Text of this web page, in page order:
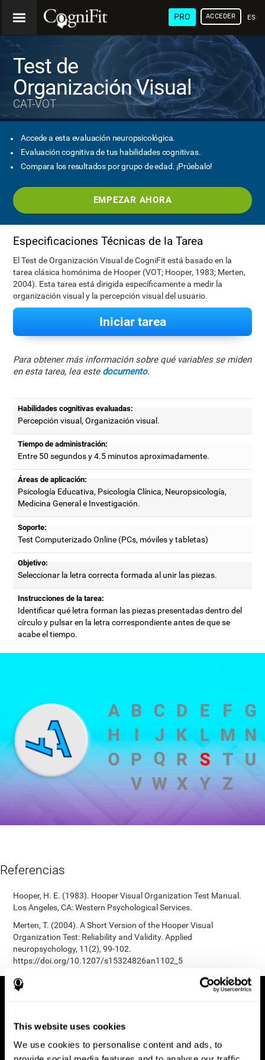
This website uses cookies
We use cookies to personalise content and ads, to
PRO ACCEDER
Test de
Organización Visual
CAT-VOT
Accede a esta evaluación neuropsicológica.
Evaluación cognitiva de tus habilidades cognitivas.
Compara los resultados por grupo de edad. ¡Prúebalo!
EMPEZAR AHORA
Especificaciones Técnicas de la Tarea
El Test de Organización Visual de CogniFit está basado en la
tarea clásica homónima de Hooper (VOT; Hooper, 1983; Merten,
2004). Esta tarea está dirigida específicamente a medir la
organización visual y la percepción visual del usuario.
Iniciar tarea
Para obtener más información sobre qué variables se miden
en esta tarea, lea este documento.
Habilidades cognitivas evaluadas:
Percepción visual, Organización visual.
Tiempo de administración:
Entre 50 segundos y 4.5 minutos aproximadamente.
Áreas de aplicación:
Psicología Educativa, Psicología Clínica, Neuropsicología,
Medicina General e Investigación.
Soporte:
Test Computerizado Online (PCs, móviles y tabletas)
Objetivo:
Seleccionar la letra correcta formada al unir las piezas.
Instrucciones de la tarea:
Identificar qué letra forman las piezas presentadas dentro del
círculo y pulsar en la letra correspondiente antes de que se
acabe el tiempo.
Referencias
Hooper, H. E. (1983). Hooper Visual Organization Test Manual.
Los Angeles, CA: Western Psychological Services.
Merten, T. (2004). A Short Version of the Hooper Visual
Organization Test: Reliability and Validity. Applied
neuropsychology, 11(2), 99-102.
https://doi.org/10.1207/s15324826an1102_5